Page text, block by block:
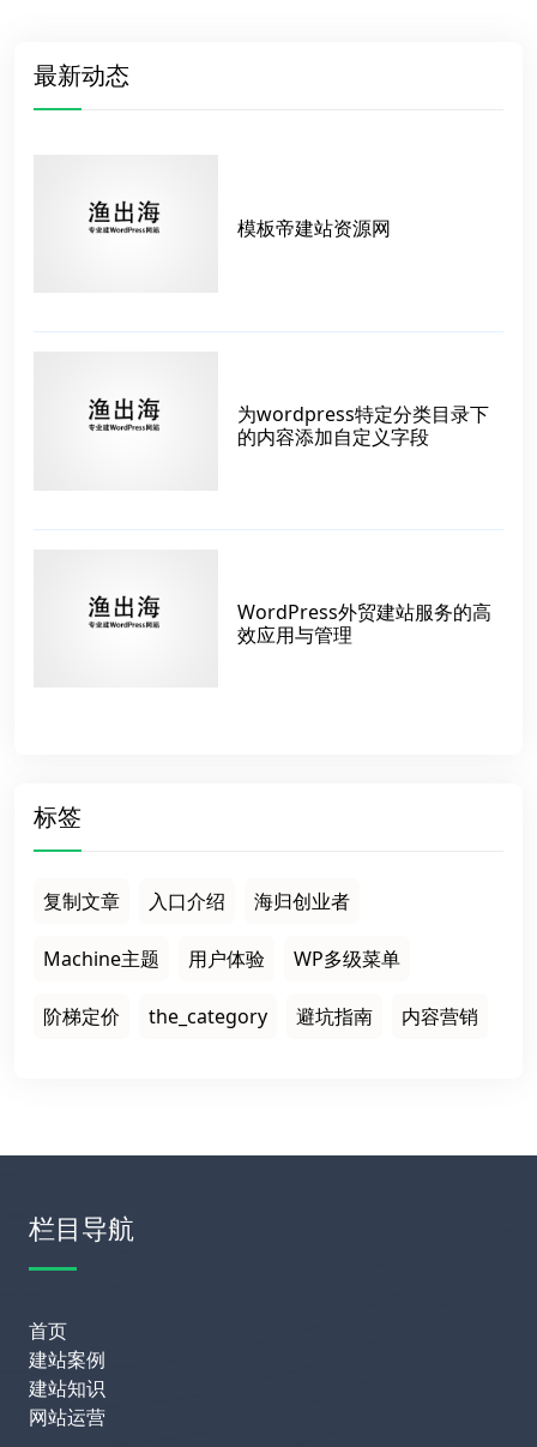
最新动态
模板帝建站资源网
为wordpress特定分类目录下
的内容添加自定义字段
WordPress外贸建站服务的高
效应用与管理
标签
复制文章 入口介绍 海归创业者
Machine主题 用户体验 WP多级菜单
阶梯定价 the_category 避坑指南 内容营销
栏目导航
首页
建站案例
建站知识
网站运营